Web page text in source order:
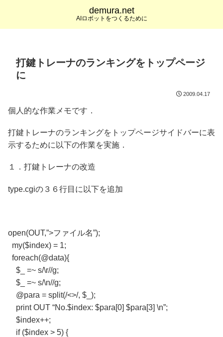
demura.net
AIロボットをつくるために
打鍵トレーナのランキングをトップページ
に
2009.04.17
個人的な作業メモです．
打鍵トレーナのランキングをトップページサイドバーに表
示するために以下の作業を実施．
１．打鍵トレーナの改造
type.cgiの３６行目に以下を追加
open(OUT,”>ファイル名”);
my($index) = 1;
foreach(@data){
$_ =~ s/\r//g;
$_ =~ s/\n//g;
@para = split(/<>/, $_);
print OUT “No.$index: $para[0] $para[3] \n”;
$index++;
if ($index > 5) {